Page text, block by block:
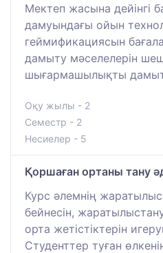
Мектеп жасына дейінгі
дамуындағы ойын
геймификациясын
дамыту мәселелерін
шығармашылықты
Оқу жылы - 2
Семестр - 2
Несиелер - 5
Қоршаған ортаны тану
Курс әлемнің
бейнесін,
орта жетістіктерін
Студенттер туған